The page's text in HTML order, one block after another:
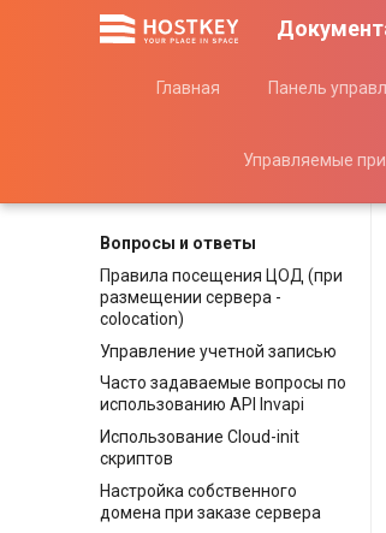
Главная Панель
Управляемые
Вопросы и ответы
Правила посещения ЦОД (при
размещении сервера -
colocation)
Управление учетной записью
Часто задаваемые вопросы по
использованию API Invapi
Использование Cloud-init
скриптов
Настройка собственного
домена при заказе сервера